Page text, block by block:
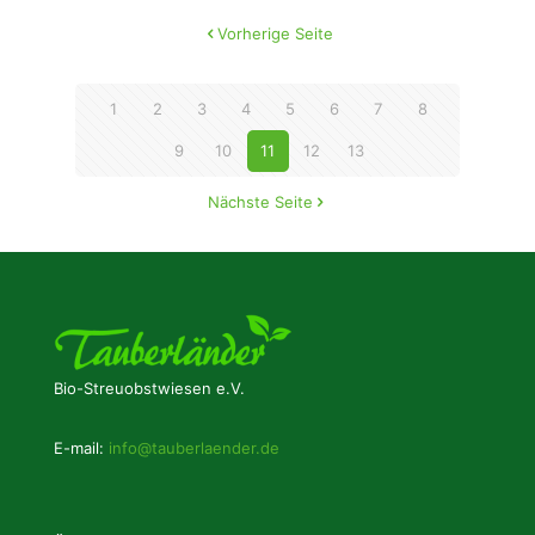
Vorherige Seite
1 2 3 4 5 6 7 8
9 10 11 12 13
Nächste Seite
Bio-Streuobstwiesen e.V.
E-mail: info@tauberlaender.de